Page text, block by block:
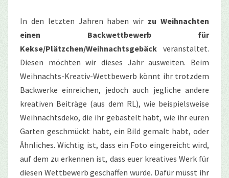
In den letzten Jahren haben wir zu Weihnachten
einen Backwettbewerb für
Kekse/Plätzchen/Weihnachtsgebäck veranstaltet.
Diesen möchten wir dieses Jahr ausweiten. Beim
Weihnachts-Kreativ-Wettbewerb könnt ihr trotzdem
Backwerke einreichen, jedoch auch jegliche andere
kreativen Beiträge (aus dem RL), wie beispielsweise
Weihnachtsdeko, die ihr gebastelt habt, wie ihr euren
Garten geschmückt habt, ein Bild gemalt habt, oder
Ähnliches. Wichtig ist, dass ein Foto eingereicht wird,
auf dem zu erkennen ist, dass euer kreatives Werk für
diesen Wettbewerb geschaffen wurde. Dafür müsst ihr